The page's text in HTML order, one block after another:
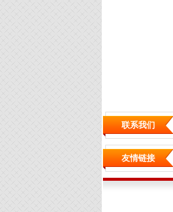
联系我们
友情链接